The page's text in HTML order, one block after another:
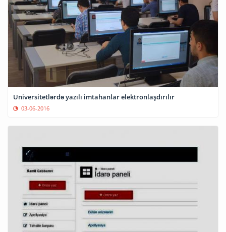
Universitetlərdə yazılı imtahanlar elektronlaşdırılır
03-06-2016